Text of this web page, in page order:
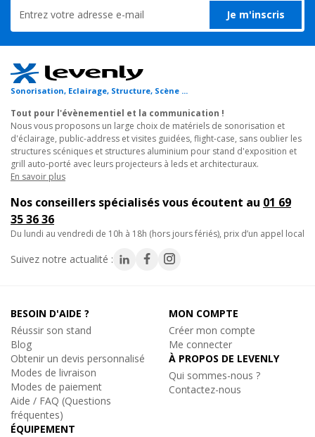
Je m'inscris
Sonorisation, Eclairage, Structure, Scène ...
Tout pour l'évènementiel et la communication !
Nous vous proposons un large choix de matériels de sonorisation et
d'éclairage, public-address et visites guidées, flight-case, sans oublier les
structures scéniques et structures aluminium pour stand d'exposition et
grill auto-porté avec leurs projecteurs à leds et architecturaux.
En savoir plus
Nos conseillers spécialisés vous écoutent au 01 69
35 36 36
du lundi au vendredi de 10h à 18h (hors jours fériés), prix d’un appel local
Suivez notre actualité :
BESOIN D'AIDE ?
Réussir son stand
Blog
Obtenir un devis personnalisé
Modes de livraison
Modes de paiement
Aide / FAQ (Questions
fréquentes)
ÉQUIPEMENT
MON COMPTE
Créer mon compte
Me connecter
À PROPOS DE LEVENLY
Qui sommes-nous ?
Contactez-nous